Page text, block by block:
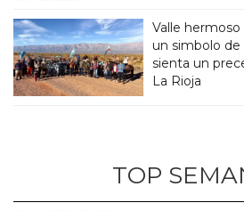
Valle
un simbolo
sienta un
La Rioja
TOP